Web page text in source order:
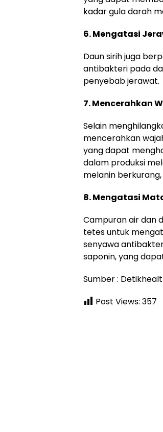
kadar gula darah
6. Mengatasi
Daun sirih juga
antibakteri pada
penyebab jerawat.
7. Mencerahkan
Selain
mencerahkan
yang dapat
dalam produksi
melanin
8. Mengatasi
Campuran air dan
tetes untuk
senyawa
saponin, yang
Sumber :
Post Views: 357